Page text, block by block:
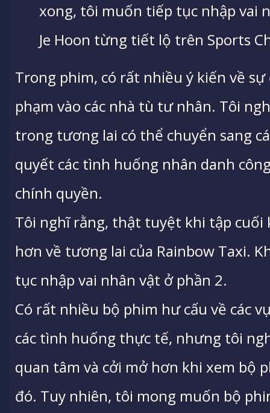
xong, tôi muốn tiếp tục nhập vai
Je Hoon từng tiết lộ trên Sports
Trong phim, có rất nhiều ý kiến về
phạm vào các nhà tù tư nhân. Tôi
trong tương lai có thể chuyển sang
quyết các tình huống nhân danh
chính quyền.
Tôi nghĩ rằng, thật tuyệt khi tập
hơn về tương lai của Rainbow Taxi.
tục nhập vai nhân vật ở phần 2.
Có rất nhiều bộ phim hư cấu về các
các tình huống thực tế, nhưng tôi
quan tâm và cởi mở hơn khi xem bộ
đó. Tuy nhiên, tôi mong muốn bộ